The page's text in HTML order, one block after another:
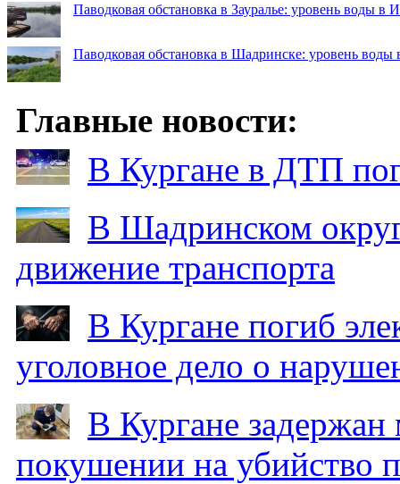
Паводковая обстановка в Зауралье: уровень воды в
Паводковая обстановка в Шадринске: уровень воды
Главные новости:
В Кургане в ДТП
В Шадринском
движение транспорта
В Кургане погиб
уголовное дело о
В Кургане
покушении на убийство